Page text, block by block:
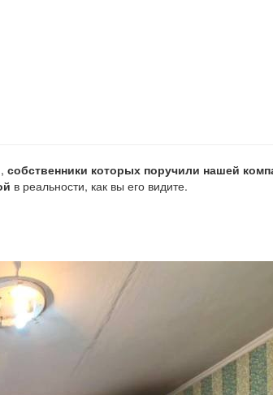
собственники которых поручили нашей
в реальности, как вы его видите.